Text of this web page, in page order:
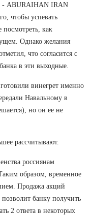
- ABURAIHAN IRAN
чтобы успевать
посмотреть, как
Однако желания
что согласится с
в эти выходные.
винегрет именно
Навальному в
но он ее не
рассчитывают.
россиянам
образом, временное
Продажа акций
банку получить
2 ответа в некоторых